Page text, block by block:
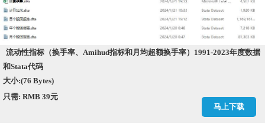
流动性指标（换手率、Amihud指标和月均超额换手率）1991-2023年度数据
和Stata代码
大小:(76 Bytes)
只需: RMB 39元
马上下载